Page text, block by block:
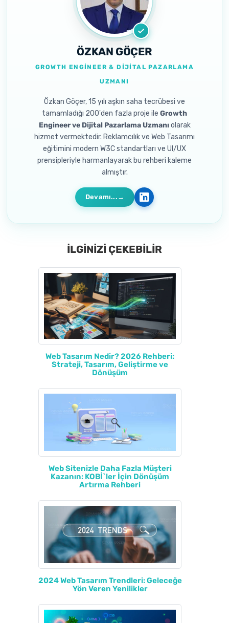
ÖZKAN GÖÇER
GROWTH ENGINEER & DIJITAL PAZARLAMA
UZMANI
Özkan Göçer, 15 yılı aşkın saha tecrübesi ve
tamamladığı 200'den fazla proje ile Growth
Engineer ve Dijital Pazarlama Uzmanıolarak
hizmet vermektedir. Reklamcılık ve Web Tasarımı
eğitimini modern W3C standartları ve UI/UX
prensipleriyle harmanlayarak bu rehberi kaleme
almıştır.
Devamı...
İLGİNİZİ ÇEKEBİLİR
Web Tasarım Nedir? 2026 Rehberi:
Strateji, Tasarım, Geliştirme ve
Dönüşüm
Web Sitenizle Daha Fazla Müşteri
Kazanın: KOBİ`ler İçin Dönüşüm
Artırma Rehberi
2024 Web Tasarım Trendleri: Geleceğe
Yön Veren Yenilikler